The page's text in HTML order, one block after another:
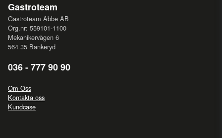
Gastroteam
Gastroteam Abbe AB
Org.nr: 559101-1100
Mekanikervägen 6
564 35 Bankeryd
036 - 777 90 90
Om Oss
Kontakta oss
Kundcase